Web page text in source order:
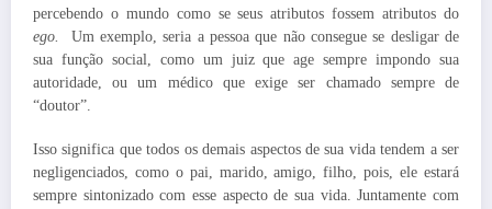
percebendo o mundo como se seus atributos fossem atributos do
ego. Um exemplo, seria a pessoa que não consegue se desligar de
sua função social, como um juiz que age sempre impondo sua
autoridade, ou um médico que exige ser chamado sempre de
“doutor”.
Isso significa que todos os demais aspectos de sua vida tendem a ser
negligenciados, como o pai, marido, amigo, filho, pois, ele estará
sempre sintonizado com esse aspecto de sua vida. Juntamente com